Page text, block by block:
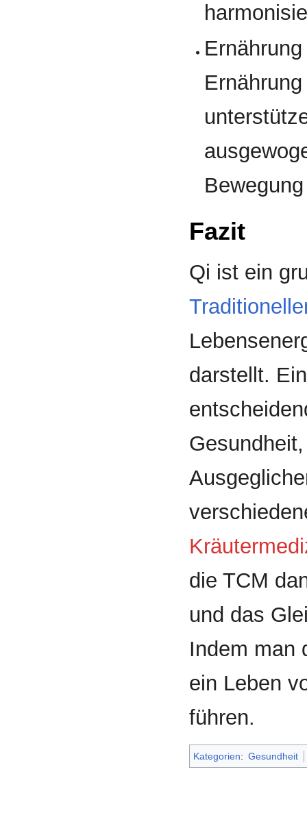
Fazit
Qi ist ein
darstellt.
die TCM
und das
Indem man
ein Leben
führen.
Kategorien: Gesundheit